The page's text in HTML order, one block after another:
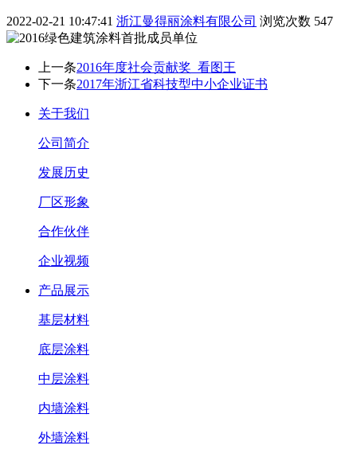
2022-02-21 10:47:41 浙江曼得丽涂料有限公司 浏览次数 547
上一条2016年度社会贡献奖_看图王
下一条2017年浙江省科技型中小企业证书
关于我们
公司简介
发展历史
厂区形象
合作伙伴
企业视频
产品展示
基层材料
底层涂料
中层涂料
内墙涂料
外墙涂料